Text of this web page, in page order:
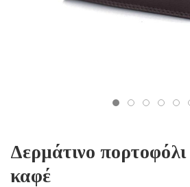
Δερμάτινο
καφέ